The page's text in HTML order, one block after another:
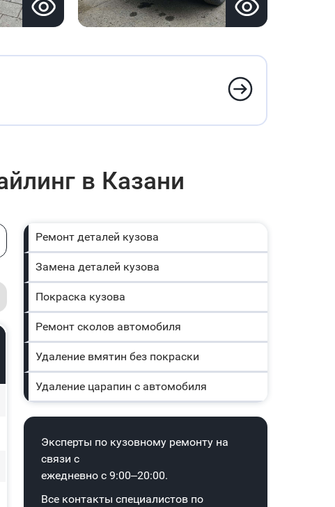
в Казани
Ремонт деталей кузова
Замена деталей кузова
Покраска кузова
Ремонт сколов автомобиля
Удаление вмятин без покраски
Удаление царапин с автомобиля
Эксперты по кузовному ремонту на
связи с
ежедневно с 9:00–20:00.
Все контакты специалистов по